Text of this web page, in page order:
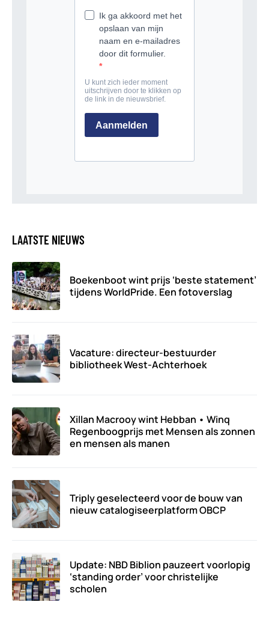
LAATSTE NIEUWS
Boekenboot wint prijs ‘beste statement’
tijdens WorldPride. Een fotoverslag
Vacature: directeur-bestuurder
bibliotheek West-Achterhoek
Xillan Macrooy wint Hebban • Winq
Regenboogprijs met Mensen als zonnen
en mensen als manen
Triply geselecteerd voor de bouw van
nieuw catalogiseerplatform OBCP
Update: NBD Biblion pauzeert voorlopig
‘standing order’ voor christelijke
scholen